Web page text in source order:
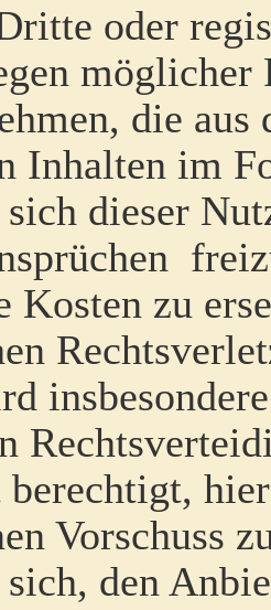
oder
möglicher
die
Inhalten im
dieser
Kosten zu
Vorschuss
den